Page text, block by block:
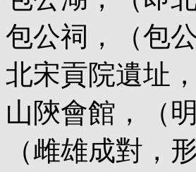
包公祠，（包
北宋貢院遺址
山陝會館，（
（雌雄成對，